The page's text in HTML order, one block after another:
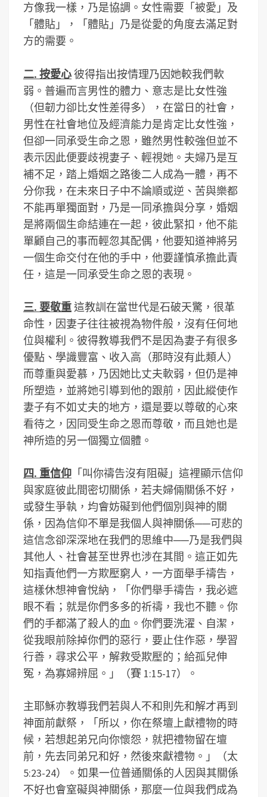
方像我一樣，乃是協調。女性需要「被愛」及
「體貼」，「體貼」乃是從愛的角度去滿足對
方的需要。
二. 按愛心彼得指出按情理乃因她較我們軟
弱。普遍而言男性的體力、意志是比女性強
（但韌力卻比女性差得多），在當日的社會，
男性在社會地位及經濟能力是肯定比女性強，
但卻一同承受生命之恩，雖然男性較強但並不
表示因此便要歧視妻子、輕視她。夫婦乃是互
補不足，踏上婚姻之路後二人成為一體，再不
分你我，在未來日子中不論順或逆、苦與樂都
不能再單獨面對，乃是一同承擔與分享，婚姻
是將兩個生命結連在一起，彼此緊扣，他不能
單顧自己的事而輕忽其配偶，他要知道神將另
一個生命交付在他的手中，他要謹慎承擔此責
任，這是一同承受生命之恩的表現。
三. 要敬重這教訓在當世代是石破天驚，很革
命性，因妻子往往被視為物件般，沒有任何地
位與權利。彼得教導我們不是因為妻子有很多
優點、學識豐富、收入高（那時沒有此類人）
而尊重與愛慕，乃因她比丈夫軟弱，但仍是神
所塑造，並將她引導到他的跟前，因此縱使作
妻子有不如丈夫的地方，還是要以尊敬的心來
看待之，因同受生命之恩而尊敬，而且她也是
神所造的另一個獨立個體。
四. 重信仰 「叫你禱告沒有阻礙」這裡顯示信仰
與家庭彼此間密切關係，若夫婦倆關係不好，
或發生爭執，均會妨礙到他們個別與神的關
係，因為信仰不單是我個人與神關係──可悲的
這信念卻深深地在我們的思維中──乃是我們與
其他人、社會甚至世界也涉在其間。這正如先
知指責他們一方欺壓窮人，一方面舉手禱告，
這樣休想神會悅納，「你們舉手禱告，我必遮
眼不看；就是你們多多的祈禱，我也不聽。你
們的手都滿了殺人的血。你們要洗濯、自潔，
從我眼前除掉你們的惡行，要止住作惡，學習
行善，尋求公平，解救受欺壓的；給孤兒伸
冤，為寡婦辨屈。」（賽 1:15-17）。
主耶穌亦教導我們若與人不和則先和解才再到
神面前獻祭，「所以，你在祭壇上獻禮物的時
候，若想起弟兄向你懷怨，就把禮物留在壇
前，先去同弟兄和好，然後來獻禮物。」（太
5:23-24）。如果一位普通關係的人因與其關係
不好也會窒礙與神關係，那麼一位與我們成為